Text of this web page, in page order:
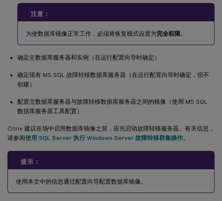
注意：
为使数据库镜像正常工作，必须将恢复模式设置为完全权限 。
确定主数据库服务器和实例（在运行配置向导时确定）
确定现有 MS SQL 故障转移数据库服务器（在运行配置向导时确定，但不
创建）
配置主数据库服务器与故障转移数据库服务器之间的镜像（使用 MS SQL
数据库服务器工具配置）
Citrix 建议在场中启用数据库镜像之前，应先启动故障转移服务器。有关信息，
请参阅使用 SQL Server 执行 Windows Server 故障转移群集操作。
提示：
使用本文中的信息通过配置向导配置数据库镜像。